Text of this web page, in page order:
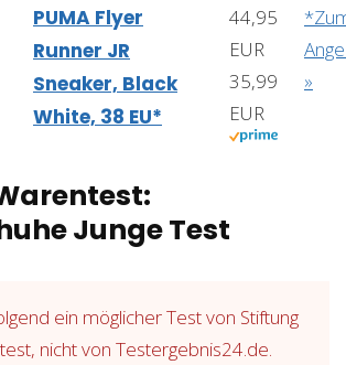
PUMA Flyer
Runner JR
Sneaker, Black
White, 38 EU*
44,95
EUR
35,99
EUR
»
Junge Test
ein möglicher Test von Stiftung
nicht von Testergebnis24.de.